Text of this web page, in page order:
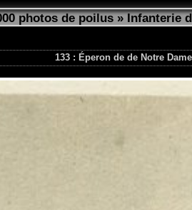
photos de poilus»Infanterie
133 : Éperon de de Notre